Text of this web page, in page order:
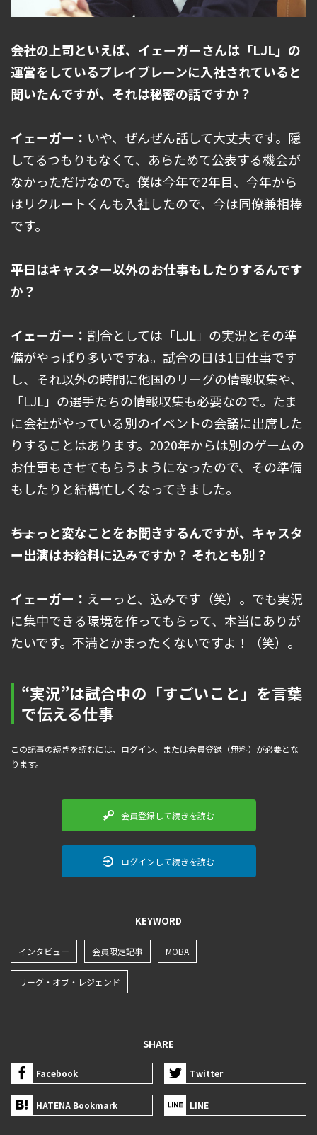
――会社の上司といえば、イェーガーさんは「LJL」の
運営をしているプレイブレーンに入社されていると
聞いたんですが、それは秘密の話ですか？
イェーガー： いや、ぜんぜん話して大丈夫です。隠
してるつもりもなくて、あらためて公表する機会が
なかっただけなので。僕は今年で2年目、今年から
はリクルートくんも入社したので、今は同僚兼相棒
です。
――平日はキャスター以外のお仕事もしたりするんです
か？
イェーガー： 割合としては「LJL」の実況とその準
備がやっぱり多いですね。試合の日は1日仕事です
し、それ以外の時間に他国のリーグの情報収集や、
「LJL」の選手たちの情報収集も必要なので。たま
に会社がやっている別のイベントの会議に出席した
りすることはあります。2020年からは別のゲームの
お仕事もさせてもらうようになったので、その準備
もしたりと結構忙しくなってきました。
――ちょっと変なことをお聞きするんですが、キャスタ
ー出演はお給料に込みですか？ それとも別？
イェーガー： えーっと、込みです（笑）。でも実況
に集中できる環境を作ってもらって、本当にありが
たいです。不満とかまったくないですよ！（笑）。
“実況”は試合中の「すごいこと」を言葉
で伝える仕事
この記事の続きを読むには、ログイン、または会員登録（無料）が必要とな
ります。
会員登録して続きを読む
ログインして続きを読む
KEYWORD
インタビュー 会員限定記事 MOBA
リーグ・オブ・レジェンド
SHARE
Facebook Twitter
HATENA Bookmark LINE